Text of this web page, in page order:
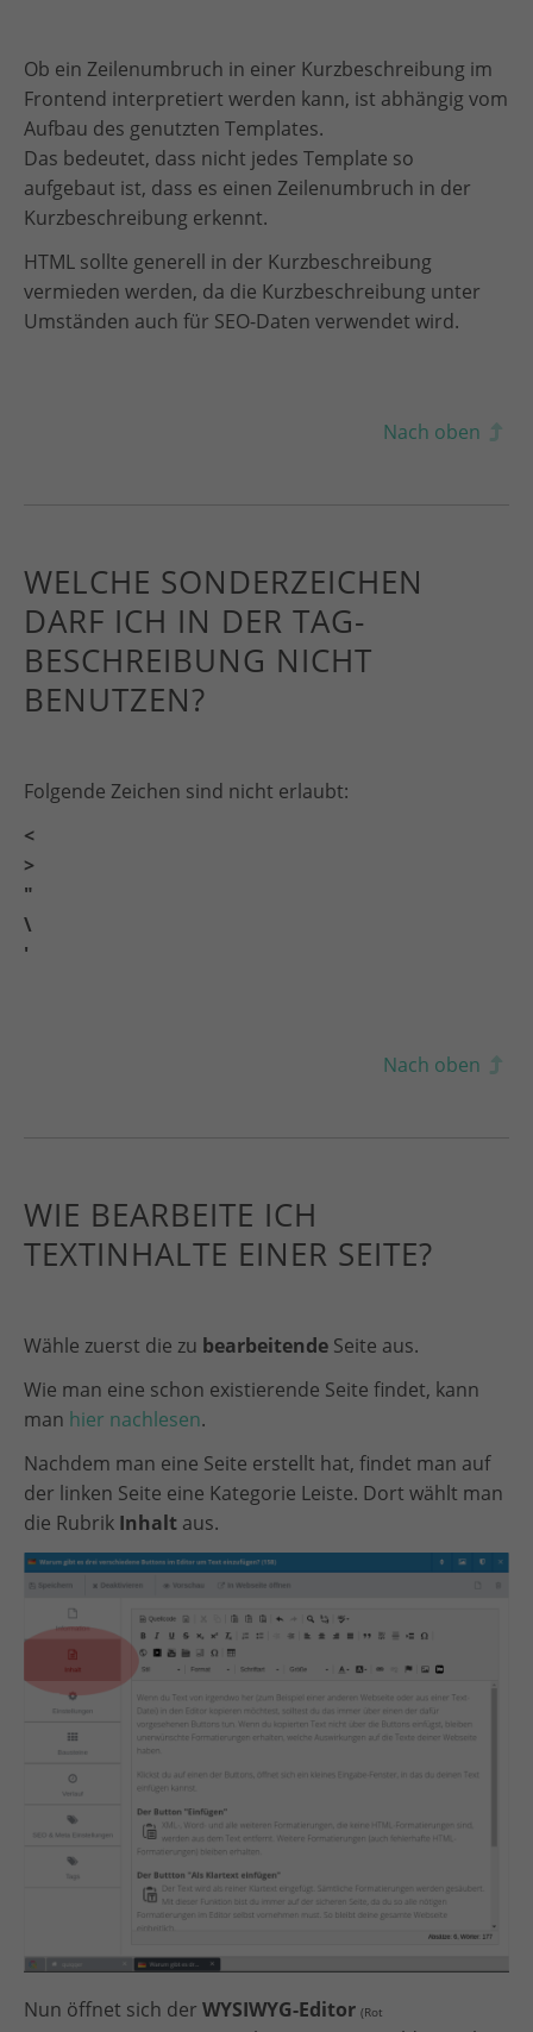
Ob ein Zeilenumbruch in einer Kurzbeschreibung im
Frontend interpretiert werden kann, ist abhängig vom
Aufbau des genutzten Templates.
Das bedeutet, dass nicht jedes Template so
aufgebaut ist, dass es einen Zeilenumbruch in der
Kurzbeschreibung erkennt.
HTML sollte generell in der Kurzbeschreibung
vermieden werden, da die Kurzbeschreibung unter
Umständen auch für SEO-Daten verwendet wird.
Nach oben
WELCHE SONDERZEICHEN
DARF ICH IN DER TAG-
BESCHREIBUNG NICHT
BENUTZEN?
Folgende Zeichen sind nicht erlaubt:
<
>
"
\
'
Nach oben
WIE BEARBEITE ICH
TEXTINHALTE EINER SEITE?
Wähle zuerst die zu bearbeitende Seite aus.
Wie man eine schon existierende Seite findet, kann
man hier nachlesen.
Nachdem man eine Seite erstellt hat, findet man auf
der linken Seite eine Kategorie Leiste. Dort wählt man
die Rubrik Inhalt aus.
Nun öffnet sich der WYSIWYG-Editor (Rot